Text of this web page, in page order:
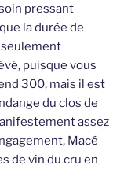
pressant
la durée de
seulement
puisque vous
300, mais il est
du clos de
assez
Macé
de vin du cru en